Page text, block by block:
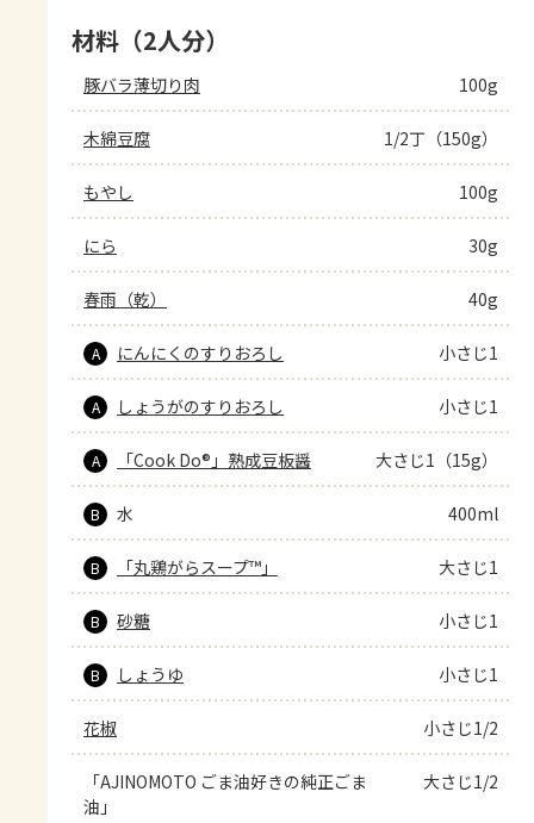
材料（2人分）
豚バラ薄切り肉 100g
木綿豆腐 1/2丁（150g）
もやし 100g
にら 30g
春雨（乾） 40g
A にんにくのすりおろし 小さじ1
A しょうがのすりおろし 小さじ1
A 「Cook Do®」熟成豆板醤 大さじ1（15g）
B 水 400ml
B 「丸鶏がらスープ™」 大さじ1
B 砂糖 小さじ1
B しょうゆ 小さじ1
花椒 小さじ1/2
「AJINOMOTO ごま油好きの純正ごま
油」
大さじ1/2